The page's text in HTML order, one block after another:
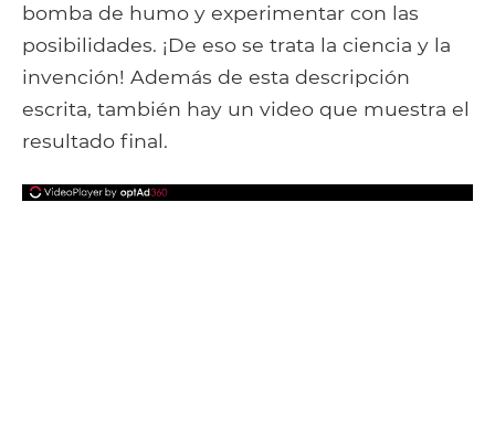
bomba de humo y experimentar con las
posibilidades. ¡De eso se trata la ciencia y la
invención! Además de esta descripción
escrita, también hay un video que muestra el
resultado final.